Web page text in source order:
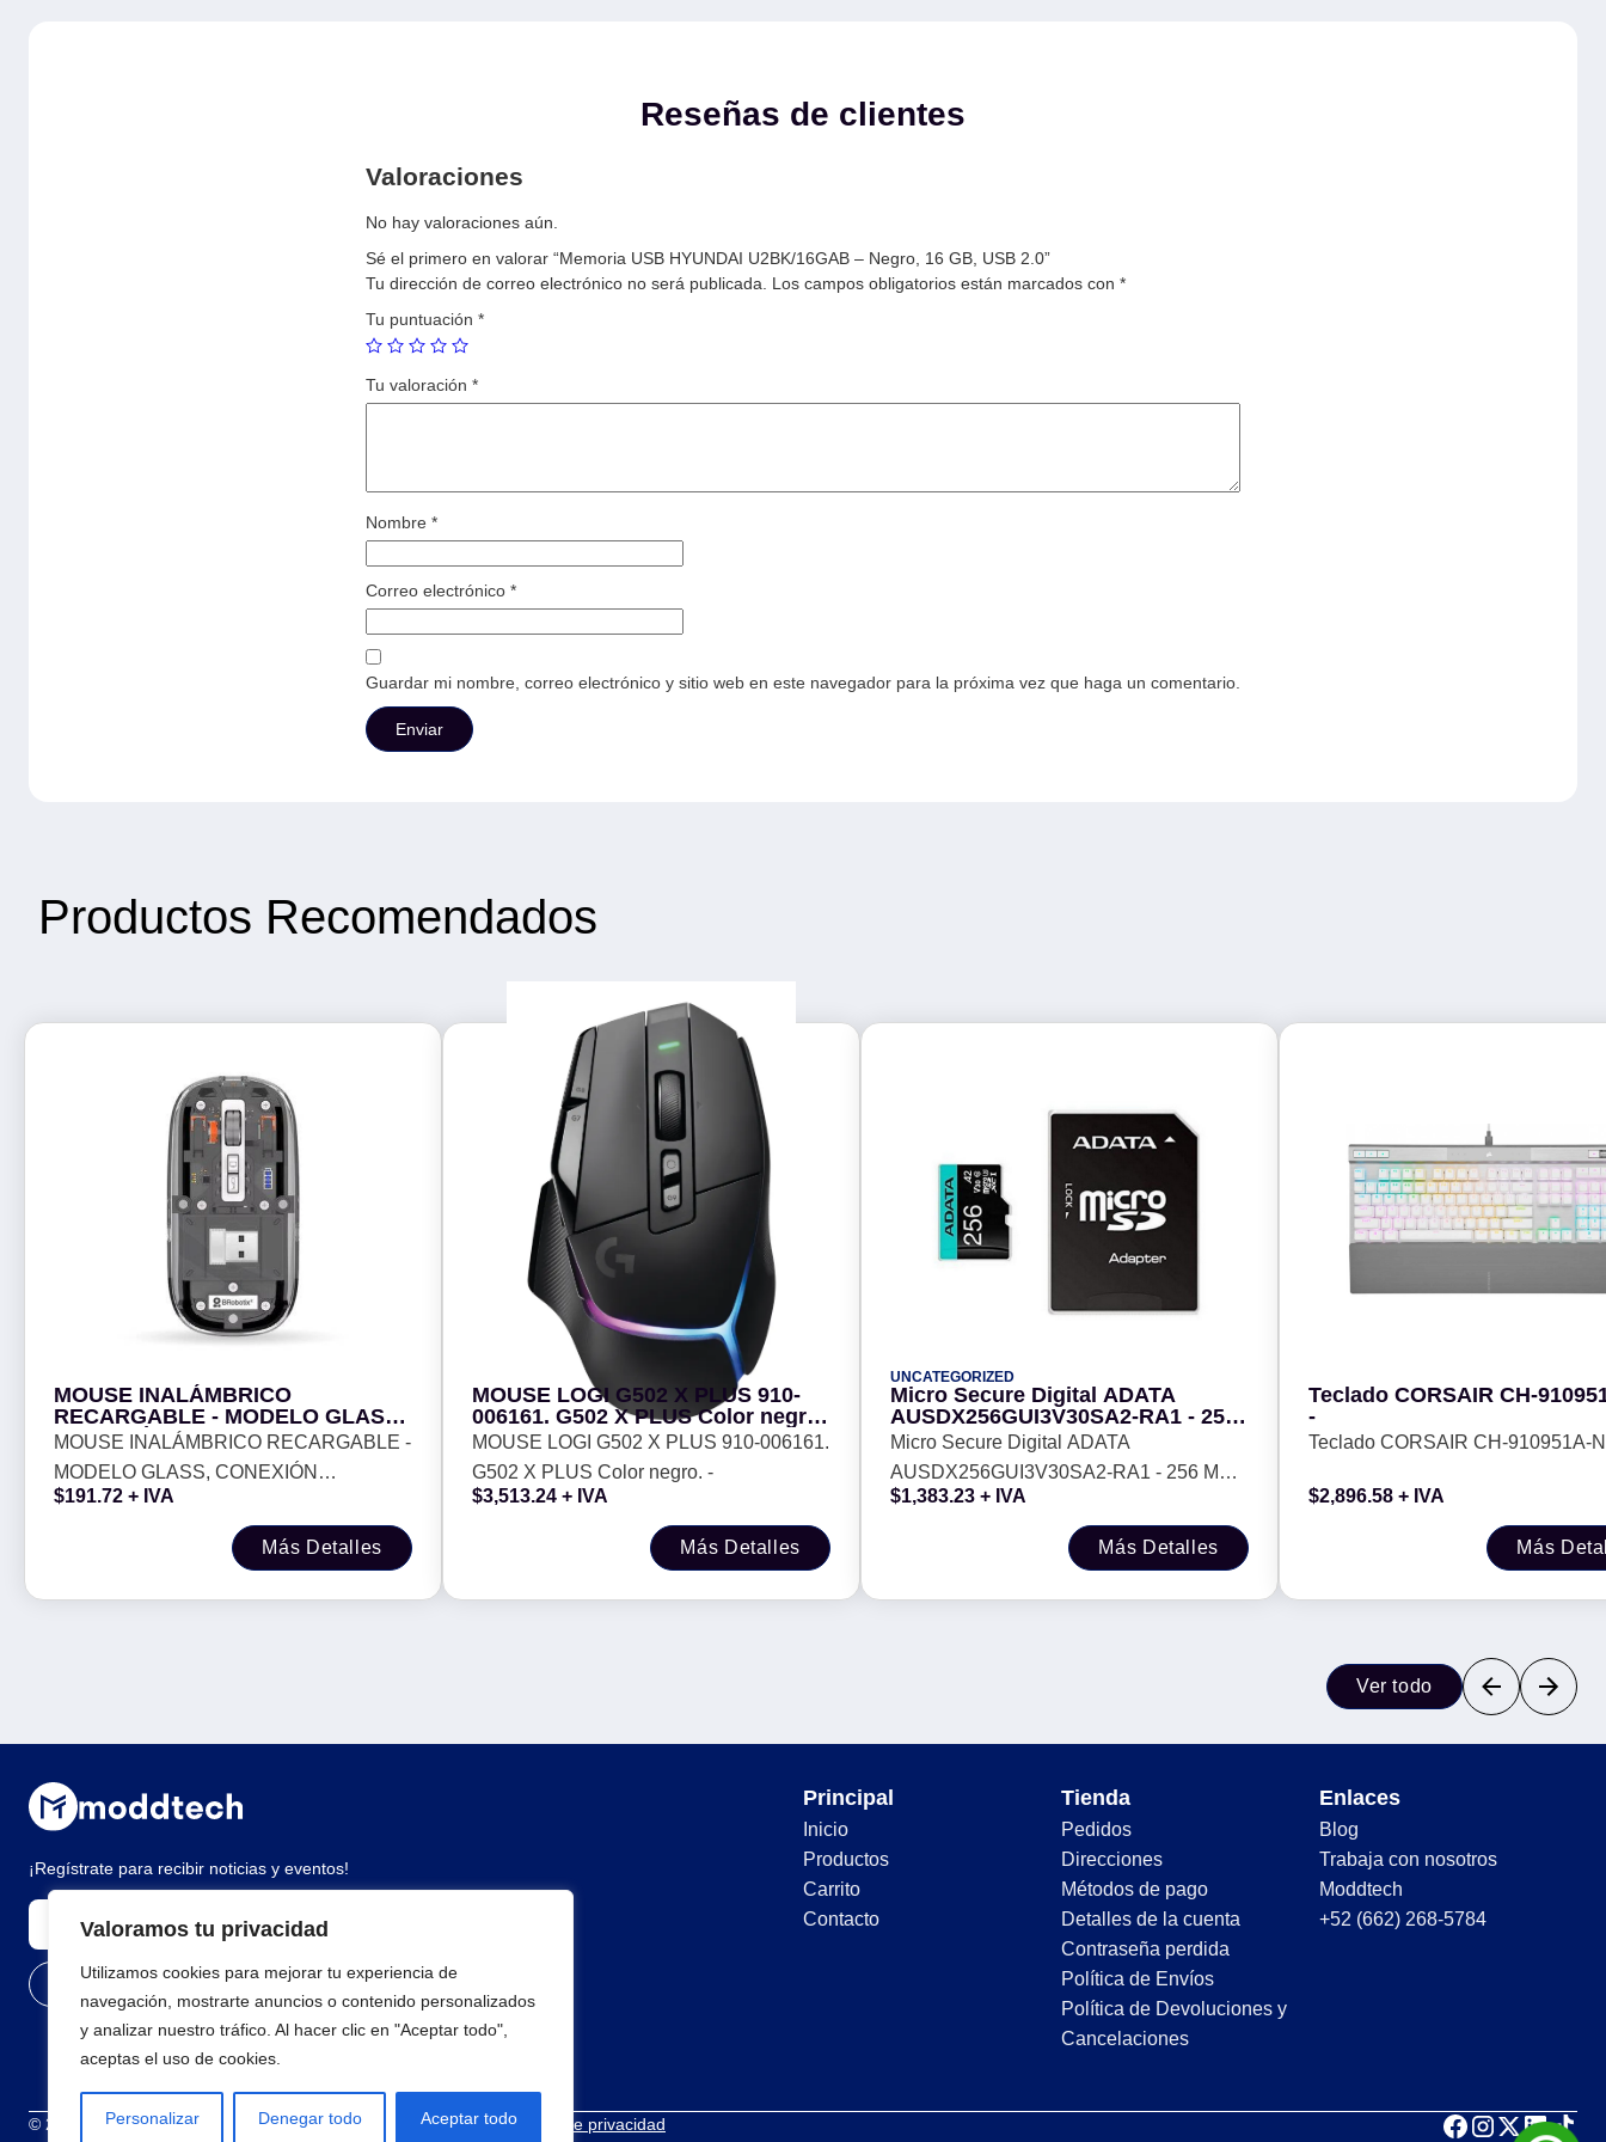
Valoramos tu privacidad
Utilizamos cookies para mejorar tu experiencia de
navegación, mostrarte anuncios o contenido personalizados
y analizar nuestro tráfico. Al hacer clic en "Aceptar todo",
aceptas el uso de cookies.
Personalizar Denegar todo Aceptar todo
Reseñas de clientes
Valoraciones
No hay valoraciones aún.
Sé el primero en valorar “Memoria USB HYUNDAI U2BK/16GAB – Negro, 16 GB, USB 2.0”
Tu dirección de correo electrónico no será publicada.
Los campos obligatorios están marcados con *
Tu puntuación *
Tu valoración *
Nombre *
Correo electrónico *
Guardar mi nombre, correo electrónico y sitio web en este navegador para la próxima vez que haga un comentario.
Productos Recomendados
MOUSE INALÁMBRICO
RECARGABLE - MODELO GLASS,
CONEXIÓN BLUETOOTH 5.3/2.4
GHz, 1600 DPI, 6000823
BROBOTIX
MOUSE INALÁMBRICO RECARGABLE -
MODELO GLASS, CONEXIÓN
BLUETOOTH 5.3/2.4 GHz, 1600 DPI,
$191.72 + IVA
Más Detalles
MOUSE LOGI G502 X PLUS 910-
006161. G502 X PLUS Color negro.
-MOUSE LOGI G502 X PLUS 910-006161.
G502 X PLUS Color negro. -
$3,513.24 + IVA
Más Detalles
UNCATEGORIZED
Micro Secure Digital ADATA
AUSDX256GUI3V30SA2-RA1 - 256
MB, Negro, Clase 10
Micro Secure Digital ADATA
AUSDX256GUI3V30SA2-RA1 - 256 MB,
Negro, Clase 10
$1,383.23 + IVA
Más Detalles
Teclado CORSAIR CH-
-
Teclado CORSAIR CH-910951A-
$2,896.58 + IVA
Más
Ver todo
¡Regístrate para recibir noticias y eventos!
Principal
Inicio
Productos
Carrito
Contacto
Tienda
Pedidos
Direcciones
Métodos de pago
Detalles de la cuenta
Contraseña perdida
Política de Envíos
Política de Devoluciones y
Cancelaciones
Enlaces
Blog
Trabaja con nosotros
Moddtech
+52 (662) 268-5784
© 2026 Todos los derechos reservados Términos y condicionesPolítica de privacidad